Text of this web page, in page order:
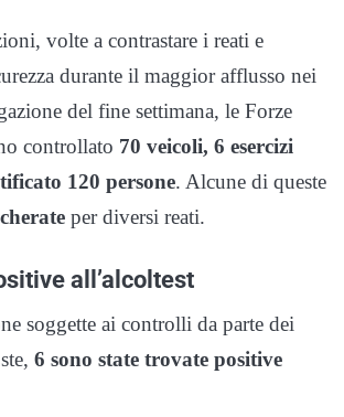
volte a contrastare i reati e
durante il maggior afflusso nei
del fine settimana, le Forze
controllato 70 veicoli, 6 esercizi
120 persone. Alcune di queste
per diversi reati.
all’alcoltest
soggette ai controlli da parte dei
6 sono state trovate positive